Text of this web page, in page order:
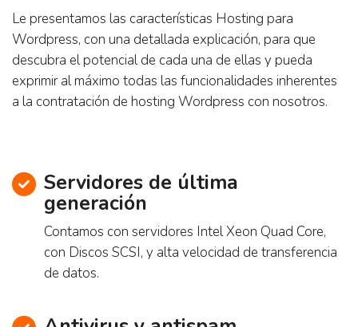
Le presentamos las características Hosting para
Wordpress, con una detallada explicación, para que
descubra el potencial de cada una de ellas y pueda
exprimir al máximo todas las funcionalidades inherentes
a la contratación de hosting Wordpress con nosotros.
Servidores de última
generación
Contamos con servidores Intel Xeon Quad Core,
con Discos SCSI, y alta velocidad de transferencia
de datos.